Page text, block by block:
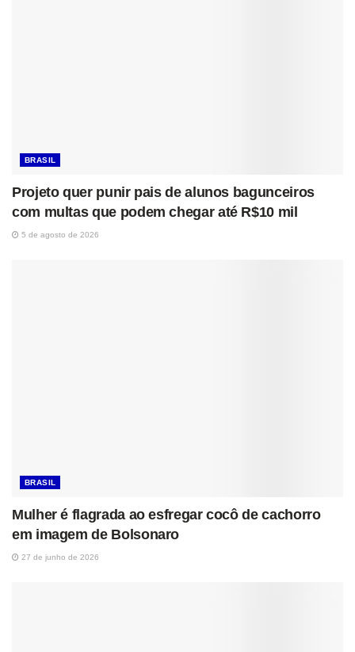
BRASIL
Projeto quer punir pais de alunos bagunceiros
com multas que podem chegar até R$10 mil
5 de agosto de 2026
BRASIL
Mulher é flagrada ao esfregar cocô de cachorro
em imagem de Bolsonaro
27 de junho de 2026